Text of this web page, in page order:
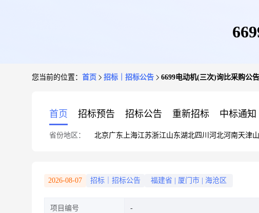
您当前的位置： 首页 招标｜招标公告 6699电动机(三次)询比采购公告
首页 招标预告 招标公告 重新招标 中标通知
省份地区： 北京广东 上海江苏浙江山东湖北四川 河北河南天津
2026-08-07 招标｜招标公告 福建省 厦门市 海沧区
项目编号